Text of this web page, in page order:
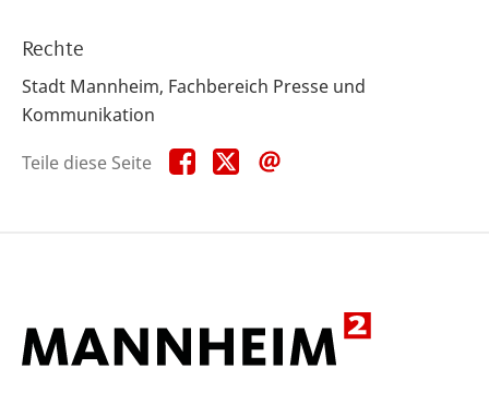
Rechte
Stadt Mannheim, Fachbereich Presse und
Kommunikation
Teile diese Seite
Teile
diese
Teile
diese